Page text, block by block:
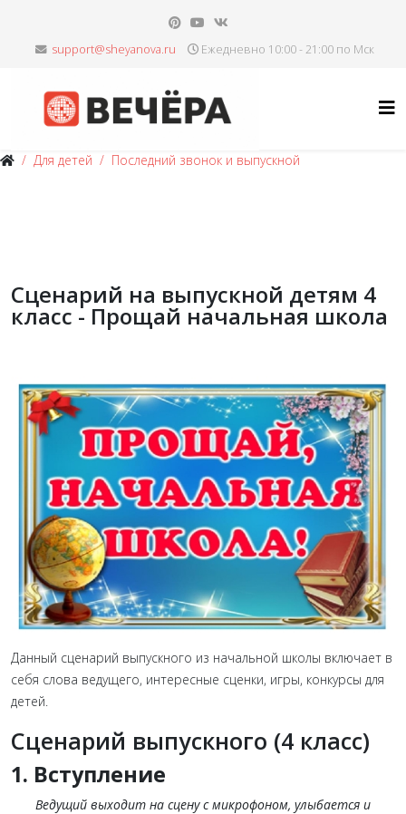
Ежедневно 10:00 - 21:00 по Мск
Для детей Последний звонок и выпускной
Сценарий на выпускной детям 4
класс - Прощай начальная школа
Данный сценарий выпускного из начальной школы включает в
себя слова ведущего, интересные сценки, игры, конкурсы для
детей.
Сценарий выпускного (4 класс)
1. Вступление
Ведущий выходит на сцену с микрофоном, улыбается и